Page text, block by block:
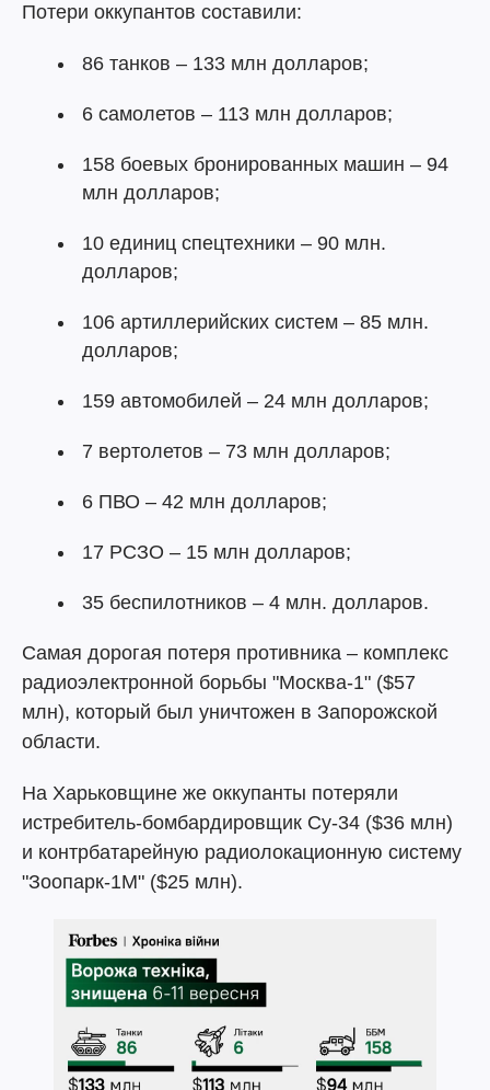
Потери оккупантов составили:
86 танков – 133 млн долларов;
6 самолетов – 113 млн долларов;
158 боевых бронированных машин – 94
млн долларов;
10 единиц спецтехники – 90 млн.
долларов;
106 артиллерийских систем – 85 млн.
долларов;
159 автомобилей – 24 млн долларов;
7 вертолетов – 73 млн долларов;
6 ПВО – 42 млн долларов;
17 РСЗО – 15 млн долларов;
35 беспилотников – 4 млн. долларов.
Самая дорогая потеря противника – комплекс
радиоэлектронной борьбы "Москва-1" ($57
млн), который был уничтожен в Запорожской
области.
На Харьковщине же оккупанты потеряли
истребитель-бомбардировщик Су-34 ($36 млн)
и контрбатарейную радиолокационную систему
"Зоопарк-1М" ($25 млн).